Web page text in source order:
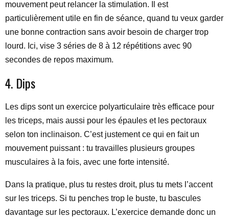
mouvement peut relancer la stimulation. Il est
particulièrement utile en fin de séance, quand tu veux garder
une bonne contraction sans avoir besoin de charger trop
lourd. Ici, vise 3 séries de 8 à 12 répétitions avec 90
secondes de repos maximum.
4. Dips
Les dips sont un exercice polyarticulaire très efficace pour
les triceps, mais aussi pour les épaules et les pectoraux
selon ton inclinaison. C’est justement ce qui en fait un
mouvement puissant : tu travailles plusieurs groupes
musculaires à la fois, avec une forte intensité.
Dans la pratique, plus tu restes droit, plus tu mets l’accent
sur les triceps. Si tu penches trop le buste, tu bascules
davantage sur les pectoraux. L’exercice demande donc un